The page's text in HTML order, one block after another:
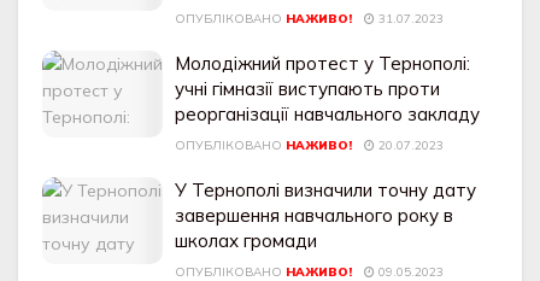
ОПУБЛІКОВАНО НАЖИВО! 31.07.2023
Молодіжний протест у Тернополі:
учні гімназії виступають проти
реорганізації навчального закладу
ОПУБЛІКОВАНО НАЖИВО! 20.07.2023
У Тернополі визначили точну дату
завершення навчального року в
школах громади
ОПУБЛІКОВАНО НАЖИВО! 09.05.2023